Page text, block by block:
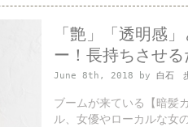
「艶」「透明感
ー！長持ちさせ
June 8th, 2018 by 白石
ブームが来ている【暗髪
ル、女優やローカルな女